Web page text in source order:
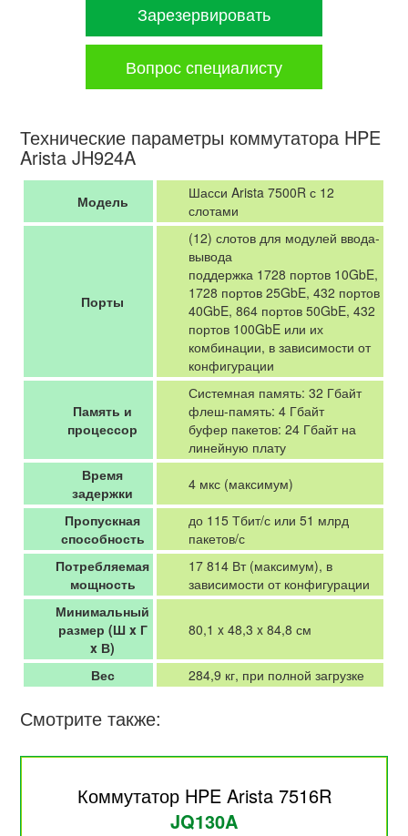
Зарезервировать
Вопрос специалисту
Технические параметры коммутатора HPE
Arista JH924A
Модель
Шасси Arista 7500R с 12
слотами
Порты
(12) слотов для модулей ввода-
вывода
поддержка 1728 портов 10GbE,
1728 портов 25GbE, 432 портов
40GbE, 864 портов 50GbE, 432
портов 100GbE или их
комбинации, в зависимости от
конфигурации
Память и
процессор
Системная память: 32 Гбайт
флеш-память: 4 Гбайт
буфер пакетов: 24 Гбайт на
линейную плату
Время
задержки
4 мкс (максимум)
Пропускная
способность
до 115 Тбит/с или 51 млрд
пакетов/с
Потребляемая
мощность
17 814 Вт (максимум), в
зависимости от конфигурации
Минимальный
размер (Ш x Г
x В)
80,1 x 48,3 x 84,8 см
Вес 284,9 кг, при полной загрузке
Смотрите также:
Коммутатор HPE Arista 7516R
JQ130A